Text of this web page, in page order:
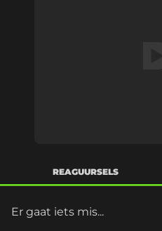
REAGUURSELS
Er gaat iets mis...